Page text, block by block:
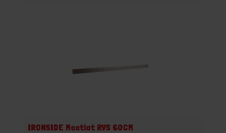
IRONSIDE Meetlat RVS 60CM